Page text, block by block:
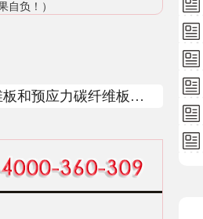
自负！）
和预应力碳纤维板的